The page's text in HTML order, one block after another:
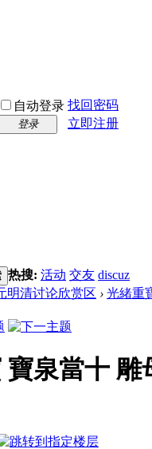
自动登录 找回密码
登录 立即注册
热搜: 活动 交友 discuz
明清讨论欣赏区 › 光緒重
寶泉當十 雕